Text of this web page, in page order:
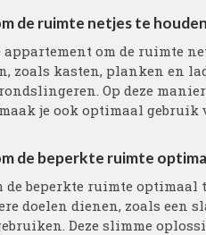
de ruimte netjes te
om de ruimte
zoals kasten, planken en
Op deze
je ook optimaal gebruik
de beperkte ruimte
beperkte ruimte optimaal
doelen dienen, zoals een
Deze slimme